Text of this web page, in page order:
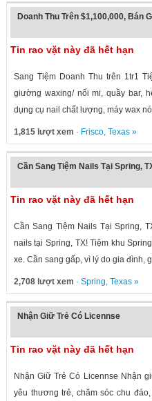
Doanh Thu Trên $1,100,000, Bán
Tin rao vặt này đã hết hạn
Sang Tiệm Doanh Thu trên 1tr1
giường waxing/ nối mi, quầy bar,
dụng cụ nail chất lượng, máy wax
1,815 lượt xem · Frisco, Texas»
Cần Sang Tiệm Nails Tại Spring,
Tin rao vặt này đã hết hạn
Cần Sang Tiệm Nails Tại Spring,
nails tại Spring, TX! Tiệm khu
xe. Cần sang gấp, vì lý do gia đình,
2,708 lượt xem · Spring, Texas»
Nhận Giữ Trẻ Có Licennse
Tin rao vặt này đã hết hạn
Nhận Giữ Trẻ Có Licennse Nhận
yêu thương trẻ, chăm sóc chu